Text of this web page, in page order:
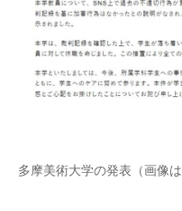
モノづくり技術者専門サイト
建設×テクノロジーの最前線
多摩美術大学の発表（画像は